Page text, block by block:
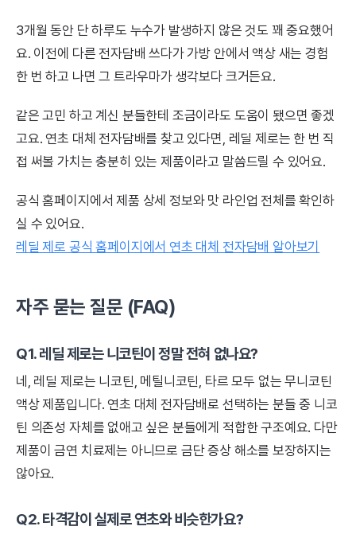
3개월 동안 단 하루도 누수가 발생하지 않은 것도 꽤 중요했어
요. 이전에 다른 전자담배 쓰다가 가방 안에서 액상 새는 경험
한 번 하고 나면 그 트라우마가 생각보다 크거든요.
같은 고민 하고 계신 분들한테 조금이라도 도움이 됐으면 좋겠
고요. 연초 대체 전자담배를 찾고 있다면, 레딜 제로는 한 번 직
접 써볼 가치는 충분히 있는 제품이라고 말씀드릴 수 있어요.
공식 홈페이지에서 제품 상세 정보와 맛 라인업 전체를 확인하
실 수 있어요.
레딜 제로 공식 홈페이지에서 연초 대체 전자담배 알아보기
자주 묻는 질문 (FAQ)
Q1. 레딜 제로는 니코틴이 정말 전혀 없나요?
네, 레딜 제로는 니코틴, 메틸니코틴, 타르 모두 없는 무니코틴
액상 제품입니다. 연초 대체 전자담배로 선택하는 분들 중 니코
틴 의존성 자체를 없애고 싶은 분들에게 적합한 구조예요. 다만
제품이 금연 치료제는 아니므로 금단 증상 해소를 보장하지는
않아요.
Q2. 타격감이 실제로 연초와 비슷한가요?